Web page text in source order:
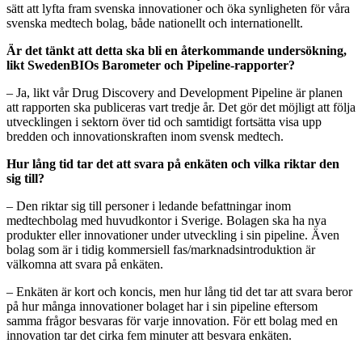
sätt att lyfta fram svenska innovationer och öka synligheten för våra
svenska medtech bolag, både nationellt och internationellt.
Är det tänkt att detta ska bli en återkommande undersökning,
likt SwedenBIOs Barometer och Pipeline-rapporter?
– Ja, likt vår Drug Discovery and Development Pipeline är planen
att rapporten ska publiceras vart tredje år. Det gör det möjligt att följa
utvecklingen i sektorn över tid och samtidigt fortsätta visa upp
bredden och innovationskraften inom svensk medtech.
Hur lång tid tar det att svara på enkäten och vilka riktar den
sig till?
– Den riktar sig till personer i ledande befattningar inom
medtechbolag med huvudkontor i Sverige. Bolagen ska ha nya
produkter eller innovationer under utveckling i sin pipeline. Även
bolag som är i tidig kommersiell fas/marknadsintroduktion är
välkomna att svara på enkäten.
– Enkäten är kort och koncis, men hur lång tid det tar att svara beror
på hur många innovationer bolaget har i sin pipeline eftersom
samma frågor besvaras för varje innovation. För ett bolag med en
innovation tar det cirka fem minuter att besvara enkäten.